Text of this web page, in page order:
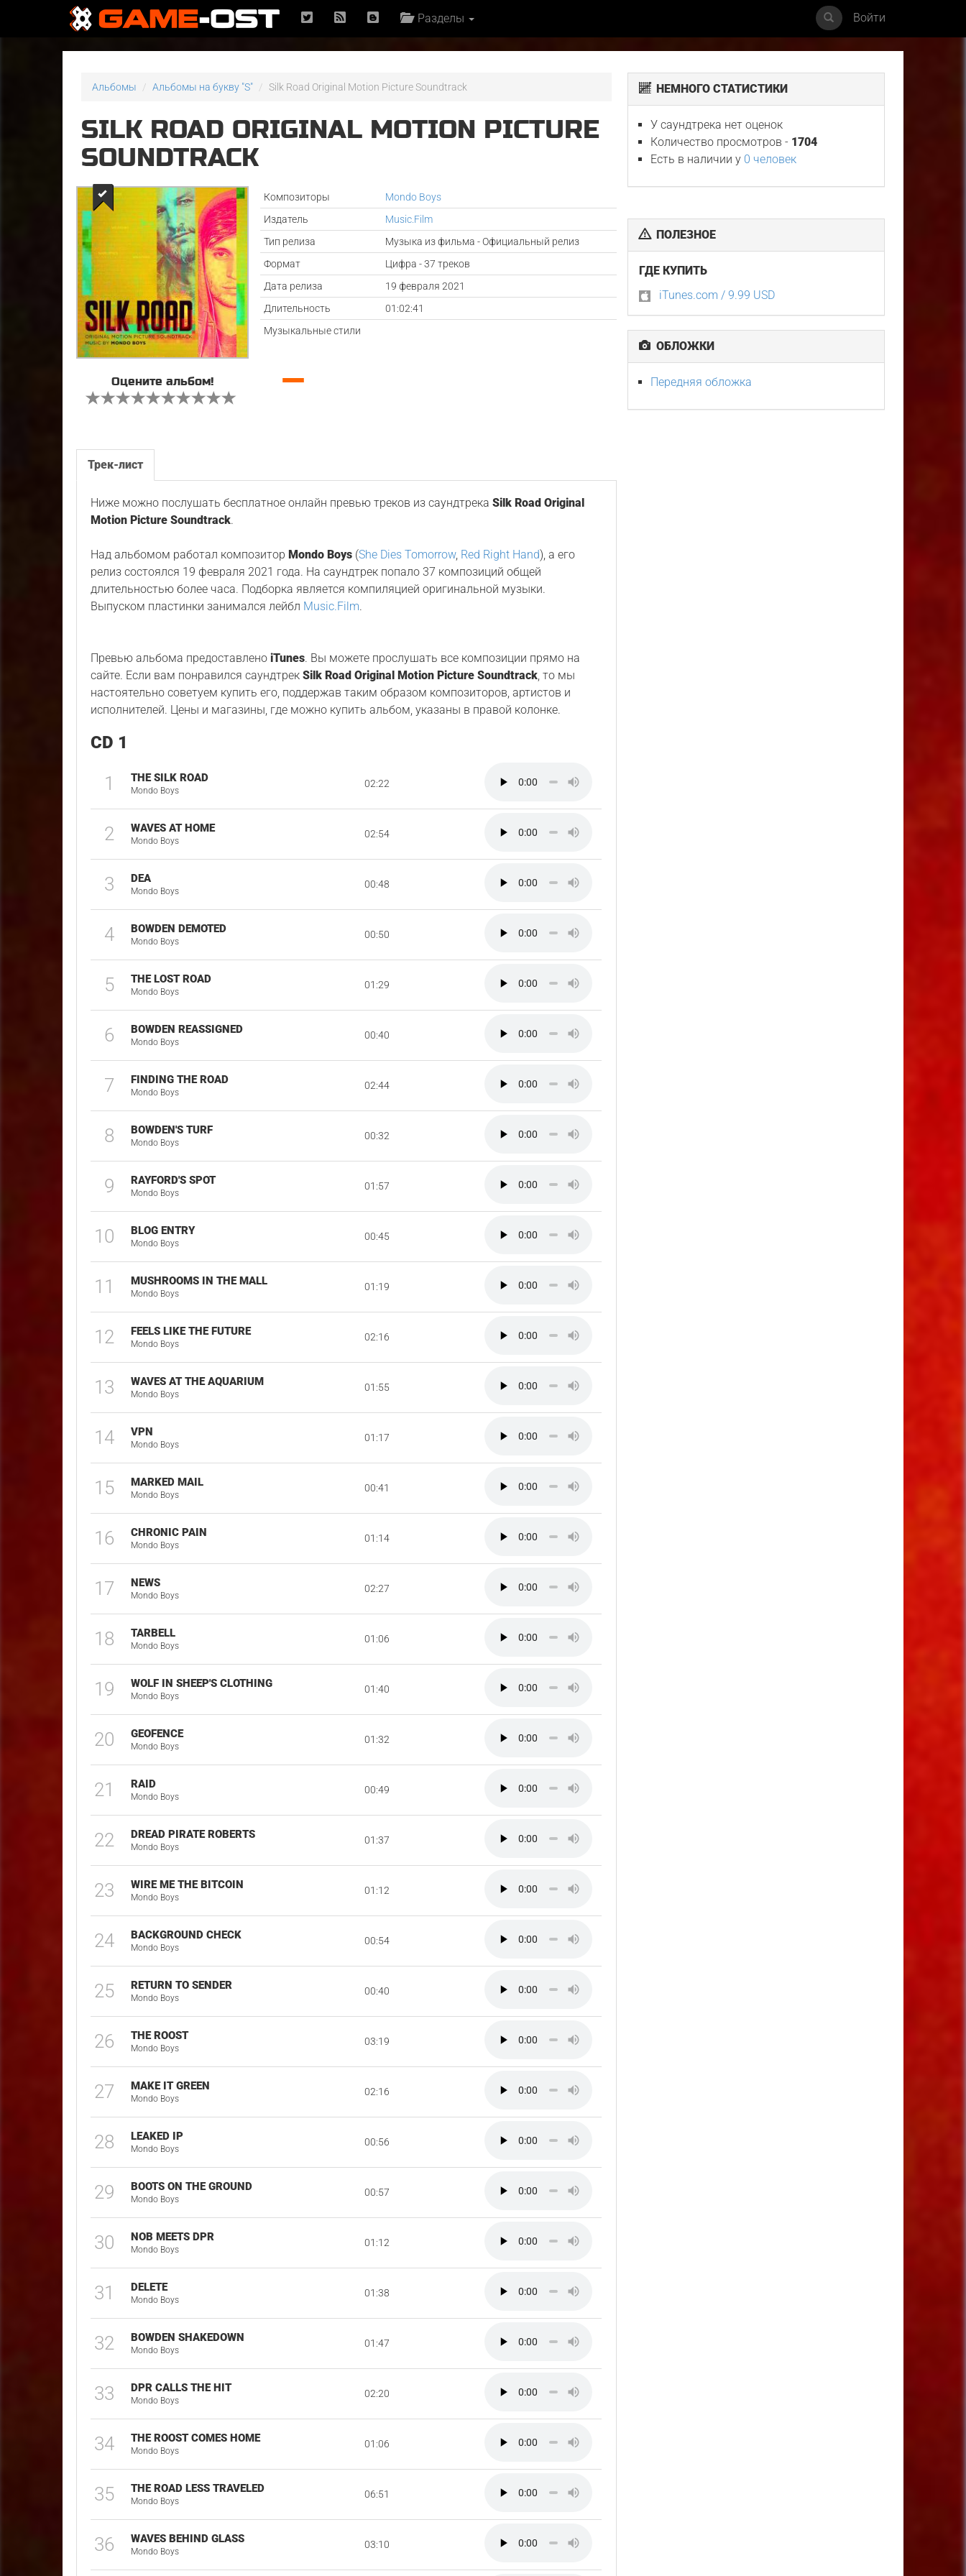
Разделы Войти
Альбомы Альбомы на букву "S" Silk Road Original Motion Picture Soundtrack
SILK ROAD ORIGINAL MOTION PICTURE
SOUNDTRACK
Композиторы
Mondo Boys
Издатель
Music.Film
Тип релиза
Музыка из фильма - Официальный релиз
Формат
Цифра - 37 треков
Дата релиза
19 февраля 2021
Длительность
01:02:41
Музыкальные стили
Оцените альбом! —
Трек-лист
Ниже можно послушать бесплатное онлайн превью треков из саундтрекаSilk Road Original
Motion Picture Soundtrack.
Над альбомом работал композитор Mondo Boys (She Dies Tomorrow, Red Right Hand), а его
релиз состоялся 19 февраля 2021 года. На саундтрек попало 37 композиций общей
длительностью более часа. Подборка является компиляцией оригинальной музыки.
Выпуском пластинки занимался лейбл Music.Film.
Превью альбома предоставленоiTunes. Вы можете прослушать все композиции прямо на
сайте. Если вам понравился саундтрекSilk Road Original Motion Picture Soundtrack, то мы
настоятельно советуем купить его, поддержав таким образом композиторов, артистов и
исполнителей. Цены и магазины, где можно купить альбом, указаны в правой колонке.
CD 1
1 THE SILK ROAD
Mondo Boys
02:22
2 WAVES AT HOME
Mondo Boys
02:54
3 DEA
Mondo Boys
00:48
4 BOWDEN DEMOTED
Mondo Boys
00:50
5 THE LOST ROAD
Mondo Boys
01:29
6 BOWDEN REASSIGNED
Mondo Boys
00:40
7 FINDING THE ROAD
Mondo Boys
02:44
8 BOWDEN'S TURF
Mondo Boys
00:32
9 RAYFORD'S SPOT
Mondo Boys
01:57
10 BLOG ENTRY
Mondo Boys
00:45
11 MUSHROOMS IN THE MALL
Mondo Boys
01:19
12 FEELS LIKE THE FUTURE
Mondo Boys
02:16
13 WAVES AT THE AQUARIUM
Mondo Boys
01:55
14 VPN
Mondo Boys
01:17
15 MARKED MAIL
Mondo Boys
00:41
16 CHRONIC PAIN
Mondo Boys
01:14
17 NEWS
Mondo Boys
02:27
18 TARBELL
Mondo Boys
01:06
19 WOLF IN SHEEP'S CLOTHING
Mondo Boys
01:40
20 GEOFENCE
Mondo Boys
01:32
21 RAID
Mondo Boys
00:49
22 DREAD PIRATE ROBERTS
Mondo Boys
01:37
23 WIRE ME THE BITCOIN
Mondo Boys
01:12
24 BACKGROUND CHECK
Mondo Boys
00:54
25 RETURN TO SENDER
Mondo Boys
00:40
26 THE ROOST
Mondo Boys
03:19
27 MAKE IT GREEN
Mondo Boys
02:16
28 LEAKED IP
Mondo Boys
00:56
29 BOOTS ON THE GROUND
Mondo Boys
00:57
30 NOB MEETS DPR
Mondo Boys
01:12
31 DELETE
Mondo Boys
01:38
32 BOWDEN SHAKEDOWN
Mondo Boys
01:47
33 DPR CALLS THE HIT
Mondo Boys
02:20
34 THE ROOST COMES HOME
Mondo Boys
01:06
35 THE ROAD LESS TRAVELED
Mondo Boys
06:51
36 WAVES BEHIND GLASS
Mondo Boys
03:10
НЕМНОГО СТАТИСТИКИ
У саундтрека нет оценок
Количество просмотров - 1704
Есть в наличии у 0 человек
ПОЛЕЗНОЕ
ГДЕ КУПИТЬ
iTunes.com / 9.99 USD
ОБЛОЖКИ
Передняя обложка